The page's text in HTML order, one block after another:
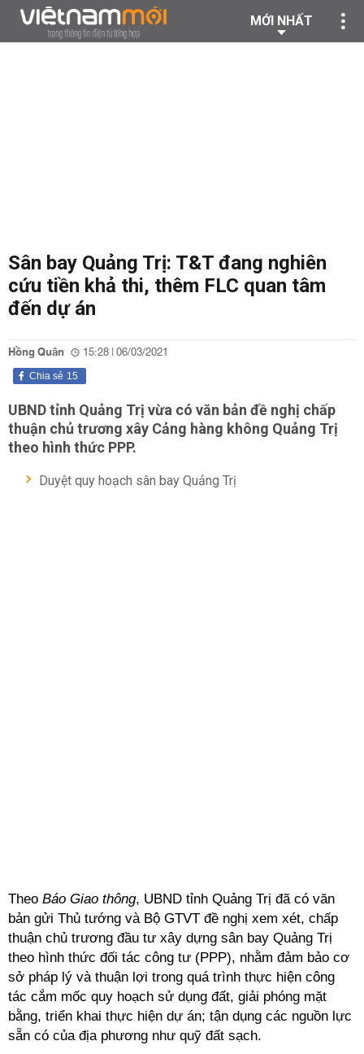
MỚI NHẤT
Sân bay Quảng Trị: T&T đang nghiên
cứu tiền khả thi, thêm FLC quan tâm
đến dự án
Hồng Quân 15:28 | 06/03/2021
15
Chia sẻ
UBND tỉnh Quảng Trị vừa có văn bản đề nghị chấp
thuận chủ trương xây Cảng hàng không Quảng Trị
theo hình thức PPP.
Duyệt quy hoạch sân bay Quảng Trị
Theo Báo Giao thông, UBND tỉnh Quảng Trị đã có văn
bản gửi Thủ tướng và Bộ GTVT đề nghị xem xét, chấp
thuận chủ trương đầu tư xây dựng sân bay Quảng Trị
theo hình thức đối tác công tư (PPP), nhằm đảm bảo cơ
sở pháp lý và thuận lợi trong quá trình thực hiện công
tác cắm mốc quy hoạch sử dụng đất, giải phóng mặt
bằng, triển khai thực hiện dự án; tận dụng các nguồn lực
sẵn có của địa phương như quỹ đất sạch.